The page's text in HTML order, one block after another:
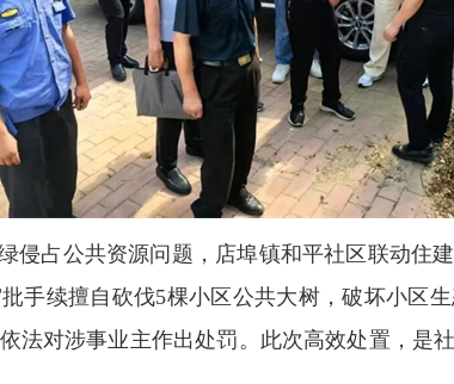
侵占公共资源问题，店埠镇和平社区联动住
手续擅自砍伐5棵小区公共大树，破坏小区
法对涉事业主作出处罚。此次高效处置，是